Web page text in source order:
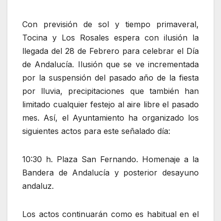
Con previsión de sol y tiempo primaveral,
Tocina y Los Rosales espera con ilusión la
llegada del 28 de Febrero para celebrar el Día
de Andalucía. Ilusión que se ve incrementada
por la suspensión del pasado año de la fiesta
por lluvia, precipitaciones que también han
limitado cualquier festejo al aire libre el pasado
mes. Así, el Ayuntamiento ha organizado los
siguientes actos para este señalado día:
10:30 h. Plaza San Fernando. Homenaje a la
Bandera de Andalucía y posterior desayuno
andaluz.
Los actos continuarán como es habitual en el